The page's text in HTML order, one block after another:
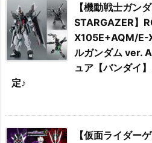
【機動戦士ガン
STARGAZER】
X105E+AQM/E-
ルガンダム ver.
ュア【バンダイ
定♪
【仮面ライダー